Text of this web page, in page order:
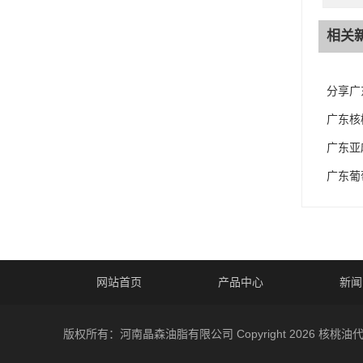
相关
分享
广东
广东
广东
网站首页 产品中心 新
版权所有：河南晶森油脂有限公司 Copyright 2026 核桃油